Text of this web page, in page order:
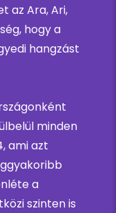
az Ara, Ari,
hogy a
hangzást
minden
ami azt
a
szinten is